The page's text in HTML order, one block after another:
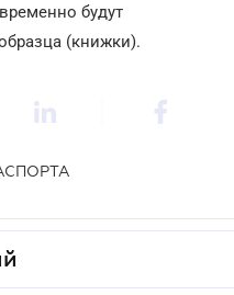
будут
(книжки).